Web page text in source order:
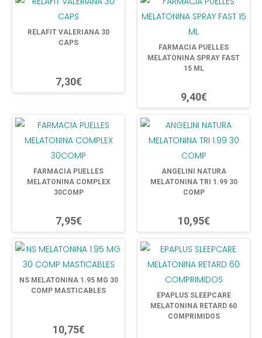
RELAFIT VALERIANA 30
CAPS
7,30€
FARMACIA PUELLES
MELATONINA SPRAY FAST
15 ML
9,40€
FARMACIA PUELLES
MELATONINA COMPLEX
30COMP
7,95€
ANGELINI NATURA
MELATONINA TRI 1.99 30
COMP
10,95€
NS MELATONINA 1.95 MG 30
COMP MASTICABLES
10,75€
EPAPLUS SLEEPCARE
MELATONINA RETARD 60
COMPRIMIDOS